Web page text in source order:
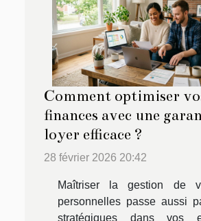
Comment optimiser
finances avec une
loyer efficace ?
28 février 2026 20:42
Maîtriser la gestion de
personnelles passe aussi
stratégiques dans vos